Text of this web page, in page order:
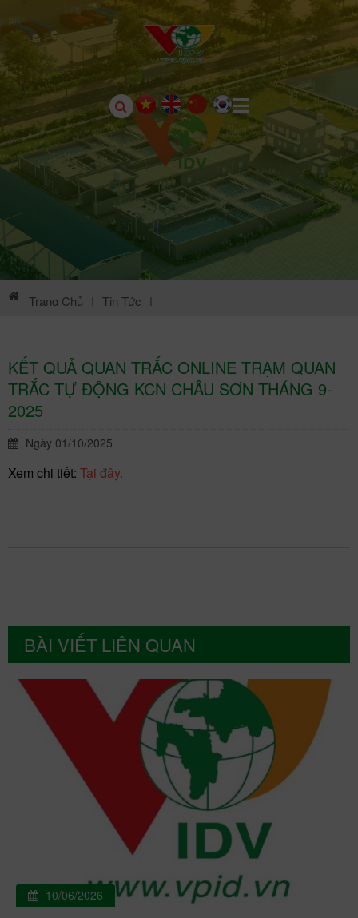
Trang Chủ | Tin Tức |
KẾT QUẢ QUAN TRẮC ONLINE TRẠM QUAN
TRẮC TỰ ĐỘNG KCN CHÂU SƠN THÁNG 9-
2025
Ngày 01/10/2025
Xem chi tiết: Tại đây.
BÀI VIẾT LIÊN QUAN
10/06/2026